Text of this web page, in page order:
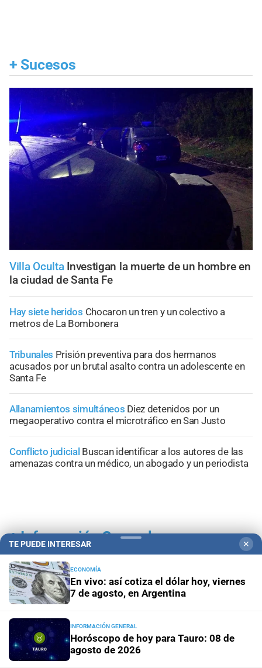
+ Sucesos
Villa Oculta Investigan la muerte de un hombre en
la ciudad de Santa Fe
Hay siete heridos Chocaron un tren y un colectivo a
metros de La Bombonera
Tribunales Prisión preventiva para dos hermanos
acusados por un brutal asalto contra un adolescente en
Santa Fe
Allanamientos simultáneos Diez detenidos por un
megaoperativo contra el microtráfico en San Justo
Conflicto judicial Buscan identificar a los autores de las
amenazas contra un médico, un abogado y un periodista
+Información General
TE PUEDE INTERESAR ✕
ECONOMÍA
En vivo: así cotiza el dólar hoy, viernes
7 de agosto, en Argentina
INFORMACIÓN GENERAL
Horóscopo de hoy para Tauro: 08 de
agosto de 2026